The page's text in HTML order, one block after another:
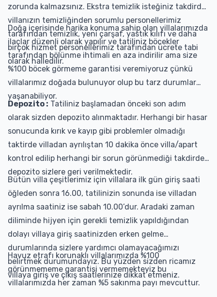
zorunda kalmazsınız. Ekstra temizlik isteğiniz takdirde
villanızın temizliğinden sorumlu personellerimiz
tarafından temizlik, yeni çarşaf, yastık kılıfı ve daha
birçok hizmet personellerimiz tarafından ücrete tabi
olarak halledilir.
Doğa içerisinde harika konuma sahip olan villalarımızda
ilaçlar düzenli olarak yapılır ve tatiliniz böcekler
tarafından bölünme ihtimali en aza indirilir ama size
%100 böcek görmeme garantisi veremiyoruz çünkü
villalarımız doğada bulunuyor olup bu tarz durumlar
yaşanabiliyor.
Depozito : Tatiliniz başlamadan önceki son adım
olarak sizden depozito alınmaktadır. Herhangi bir hasar
sonucunda kırık ve kayıp gibi problemler olmadığı
taktirde villadan ayrılıştan 10 dakika önce villa/apart
kontrol edilip herhangi bir sorun görünmediği takdirde
depozito sizlere geri verilmektedir.
Bütün villa çeşitlerimiz için villalara ilk gün giriş saati
öğleden sonra 16.00, tatilinizin sonunda ise villadan
ayrılma saatiniz ise sabah 10.00’dur. Aradaki zaman
diliminde hijyen için gerekli temizlik yapıldığından
dolayı villaya giriş saatinizden erken gelme
durumlarında sizlere yardımcı olamayacağımızı
belirtmek durumundayız. Bu yüzden sizden ricamız
villaya giriş ve çıkış saatlerinize dikkat etmeniz.
Havuz etrafı korunaklı villalarımızda %100
görünmememe garantisi vermemekteyiz bu
villalarımızda her zaman %5 sakınma payı mevcuttur.